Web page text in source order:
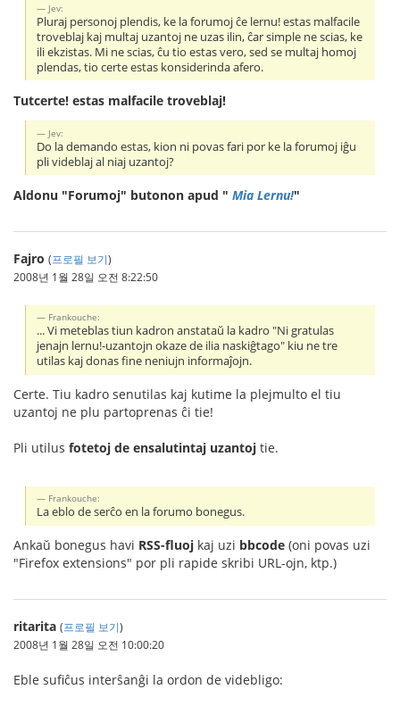
Jev:
Pluraj personoj plendis, ke la forumoj ĉe lernu! estas malfacile
troveblaj kaj multaj uzantoj ne uzas ilin, ĉar simple ne scias, ke
ili ekzistas. Mi ne scias, ĉu tio estas vero, sed se multaj homoj
plendas, tio certe estas konsiderinda afero.
Tutcerte! estas malfacile troveblaj!
Jev:
Do la demando estas, kion ni povas fari por ke la forumoj iĝu
pli videblaj al niaj uzantoj?
Aldonu "Forumoj" butonon apud " Mia Lernu!"
Fajro (프로필 보기)
2008년 1월 28일 오전 8:22:50
Frankouche:
... Vi meteblas tiun kadron anstataŭ la kadro "Ni gratulas
jenajn lernu!-uzantojn okaze de ilia naskiĝtago" kiu ne tre
utilas kaj donas fine neniujn informaĵojn.
Certe. Tiu kadro senutilas kaj kutime la plejmulto el tiu
uzantoj ne plu partoprenas ĉi tie!
Pli utilus fotetoj de ensalutintaj uzantoj tie.
Frankouche:
La eblo de serĉo en la forumo bonegus.
Ankaŭ bonegus havi RSS-fluoj kaj uzi bbcode (oni povas uzi
"Firefox extensions" por pli rapide skribi URL-ojn, ktp.)
ritarita (프로필 보기)
2008년 1월 28일 오전 10:00:20
Eble sufiĉus interŝanĝi la ordon de videbligo: